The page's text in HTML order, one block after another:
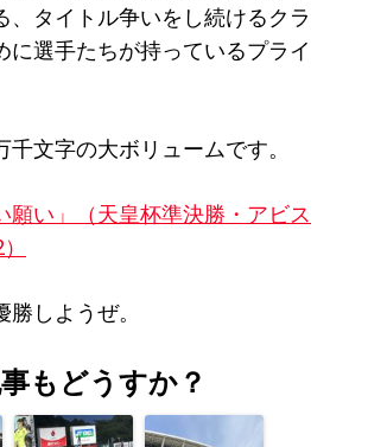
、タイトル争いをし続けるクラ
に選手たちが持っているプライ
文字の大ボリュームです。
願い」（天皇杯準決勝・アビス
しようぜ。
もどうすか？